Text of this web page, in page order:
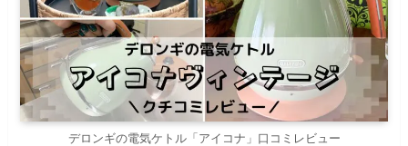
デロンギの電気ケトル「アイコナ」口コミレビュー